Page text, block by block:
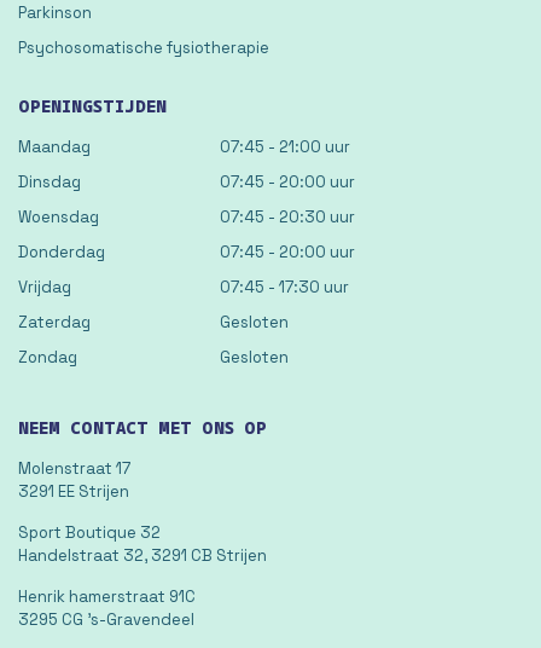
Parkinson
Psychosomatische fysiotherapie
OPENINGSTIJDEN
Maandag
07:45 - 21:00 uur
Dinsdag
07:45 - 20:00 uur
Woensdag
07:45 - 20:30 uur
Donderdag
07:45 - 20:00 uur
Vrijdag
07:45 - 17:30 uur
Zaterdag
Gesloten
Zondag
Gesloten
NEEM CONTACT MET ONS OP
Molenstraat 17
3291 EE Strijen
Sport Boutique 32
Handelstraat 32, 3291 CB Strijen
Henrik hamerstraat 91C
3295 CG 's-Gravendeel